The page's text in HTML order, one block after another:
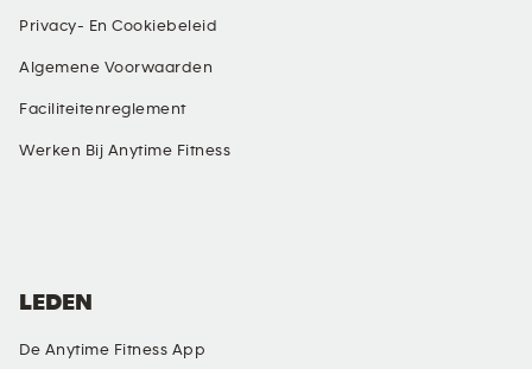
Privacy- En Cookiebeleid
Algemene Voorwaarden
Faciliteitenreglement
Werken Bij Anytime Fitness
LEDEN
De Anytime Fitness App